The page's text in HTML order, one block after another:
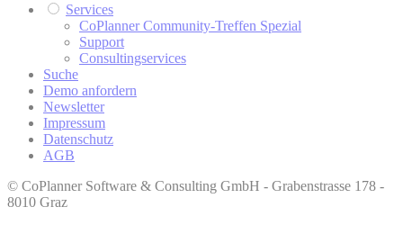
Services
CoPlanner Community-Treffen Spezial
Support
Consultingservices
Suche
Demo anfordern
Newsletter
Impressum
Datenschutz
AGB
© CoPlanner Software & Consulting GmbH - Grabenstrasse 178 -
8010 Graz